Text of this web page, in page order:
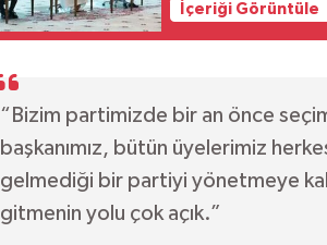
İçeriği Görüntüle
“Bizim partimizde bir an önce
başkanımız, bütün üyelerimiz
gelmediği bir partiyi yönetmeye
gitmenin yolu çok açık.”